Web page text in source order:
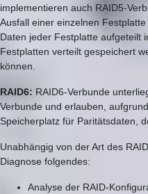
implementieren auch RAID5-
Ausfall einer einzelnen
Daten jeder Festplatte aufgeteilt
Festplatten verteilt gespeichert
können.
RAID6: RAID6-Verbunde
Verbunde und erlauben,
Speicherplatz für Paritätsdaten,
Unabhängig von der Art des
Diagnose folgendes:
Analyse der RAID-